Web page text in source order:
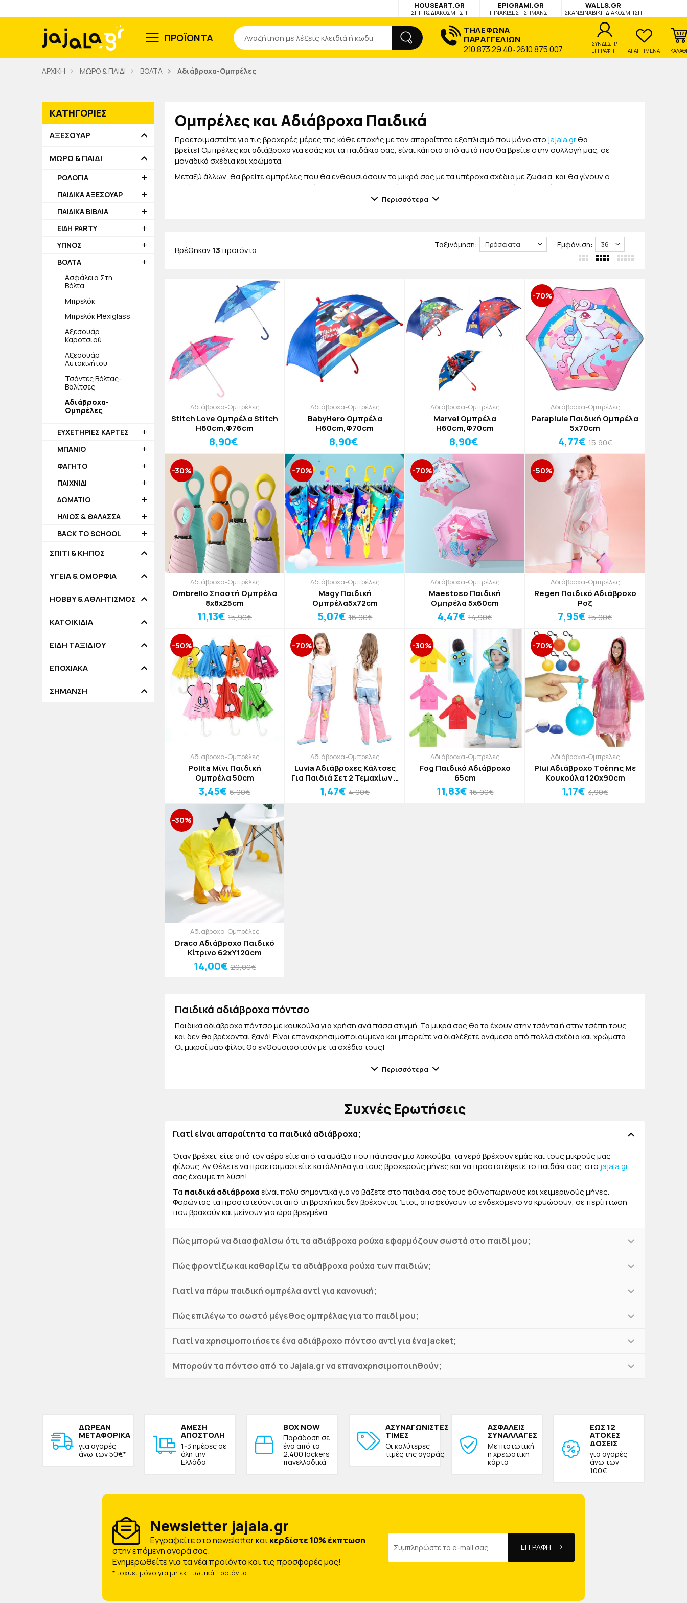
HOUSEART.GR
ΣΠΙΤΙ & ΔΙΑΚΟΣΜΗΣΗ
EPIGRAMI.GR
ΠΙΝΑΚΙΔΕΣ - ΣΗΜΑΝΣΗ
WALLS.GR
ΣΚΑΝΔΙΝΑΒΙΚΗ ΔΙΑΚΟΣΜΗΣΗ
ΠΡΟΪΟΝΤΑ
Αναζήτηση
ΤΗΛΕΦΩΝΑ
ΠΑΡΑΓΓΕΛΙΩΝ
210.873.29.40 -2610.875.007
ΣΥΝΔΕΣΗ/
ΕΓΓΡΑΦΗ
ΑΓΑΠΗΜΕΝΑ
ΑΡΧΙΚΗ ΜΩΡΟ & ΠΑΙΔΙ ΒΟΛΤΑ Αδιάβροχα-Ομπρέλες
Ομπρέλες και Αδιάβροχα Παιδικά
Προετοιμαστείτε για τις βροχερές μέρες της κάθε εποχής με τον απαραίτητο εξοπλισμό που μόνο στο jajala.grθα
βρείτε! Ομπρέλες και αδιάβροχα για εσάς και τα παιδάκια σας, είναι κάποια από αυτά που θα βρείτε στην συλλογή μας, σε
μοναδικά σχέδια και χρώματα.
Μεταξύ άλλων, θα βρείτε ομπρέλες που θα ενθουσιάσουν το μικρό σας με τα υπέροχα σχέδια με ζωάκια, και θα γίνουν ο
καλύτερος φίλος του στις βροχερές μέρες! Επιπλέον, θα βρείτε αδιάβροχα με χαρούμενα και έντονα χρώματα και μίνι
ομπρέλες για να μπορούν να τις πάρουν παντού μαζί τους και να χωράνε ακόμα και στις τσαντούλες τους για το σχολείο ή το
jajala θέλουμε να σας ικανουποιούμε κάθε σας ανάγκη. Για αυτό ψάχνουμε και ανανεώνουμε διαρκώς τη συλλογή μας με
μοναδικά προϊόντα, άριστης ποιότητας, που θα σας λύσουν τα χέρια!
Περισσότερα
Βρέθηκαν13προϊόντα
Ταξινόμηση: Εμφάνιση:
Αδιάβροχα-Ομπρέλες
Stitch Love Ομπρέλα Stitch
H60cm,Φ76cm
8,90€
Αδιάβροχα-Ομπρέλες
BabyHero Ομπρέλα
H60cm,Φ70cm
8,90€
Αδιάβροχα-Ομπρέλες
Marvel Ομπρέλα
H60cm,Φ70cm
8,90€
-70%
Αδιάβροχα-Ομπρέλες
Parapluie Παιδική Ομπρέλα
5x70cm
4,77€ 15,90€
-30%
Αδιάβροχα-Ομπρέλες
Ombrello Σπαστή Ομπρέλα
8x8x25cm
11,13€ 15,90€
-70%
Αδιάβροχα-Ομπρέλες
Magy Παιδική
Ομπρέλα5x72cm
5,07€ 16,90€
-70%
Αδιάβροχα-Ομπρέλες
Maestoso Παιδική
Ομπρέλα 5x60cm
4,47€ 14,90€
-50%
Αδιάβροχα-Ομπρέλες
Regen Παιδικό Αδιάβροχο
Ροζ
7,95€ 15,90€
-50%
Αδιάβροχα-Ομπρέλες
Polita Μίνι Παιδική
Ομπρέλα 50cm
3,45€ 6,90€
-70%
Αδιάβροχα-Ομπρέλες
Luvia Αδιάβροχες Κάλτσες
Για Παιδιά Σετ 2 Τεμαχίων 3
Έως 10 Ετών 18x44x11-18cm
1,47€ 4,90€
-30%
Αδιάβροχα-Ομπρέλες
Fog Παιδικό Αδιάβροχο
65cm
11,83€ 16,90€
-70%
Αδιάβροχα-Ομπρέλες
Plui Αδιάβροχο Τσέπης Με
Κουκούλα 120x90cm
1,17€ 3,90€
-30%
Αδιάβροχα-Ομπρέλες
Draco Αδιάβροχο Παιδικό
Κίτρινο 62xΥ120cm
14,00€ 20,00€
Παιδικά αδιάβροχα πόντσο
Παιδικά αδιάβροχα πόντσο με κουκούλα για χρήση ανά πάσα στιγμή. Τα μικρά σας θα τα έχουν στην τσάντα ή στην τσέπη τους
και δεν θα βρέχονται ξανά! Είναι επαναχρησιμοποιούμενα και μπορείτε να διαλέξετε ανάμεσα από πολλά σχέδια και χρώματα.
Οι μικροί μασ φίλοι θα ενθουσιαστούν με τα σχέδια τους!
Περισσότερα
Συχνές Ερωτήσεις
Γιατί είναι απαραίτητα τα παιδικά αδιάβροχα;
Όταν βρέχει, είτε από τον αέρα είτε από τα αμάξια που πάτησαν μια λακκούβα, τα νερά βρέχουν εμάς και τους μικρούς μας
φίλους. Αν θέλετε να προετοιμαστείτε κατάλληλα για τους βροχερούς μήνες και να προστατέψετε το παιδάκι σας, στο jajala.gr
σας έχουμε τη λύση!
Τα παιδικά αδιάβροχαείναι πολύ σημαντικά για να βάζετε στο παιδάκι σας τους φθινοπωρινούς και χειμερινούς μήνες.
Φορώντας τα προστατεύονται από τη βροχή και δεν βρέχονται. Έτσι, αποφεύγουν το ενδεχόμενο να κρυώσουν, σε περίπτωση
που βραχούν και μείνουν για ώρα βρεγμένα.
Πώς μπορώ να διασφαλίσω ότι τα αδιάβροχα ρούχα εφαρμόζουν σωστά στο παιδί μου;
Πώς φροντίζω και καθαρίζω τα αδιάβροχα ρούχα των παιδιών;
Γιατί να πάρω παιδική ομπρέλα αντί για κανονική;
Πώς επιλέγω το σωστό μέγεθος ομπρέλας για το παιδί μου;
Γιατί να χρησιμοποιήσετε ένα αδιάβροχο πόντσο αντί για ένα jacket;
Μπορούν τα πόντσο από το Jajala.gr να επαναχρησιμοποιηθούν;
ΚΑΤΗΓΟΡΙΕΣ
ΑΞΕΣΟΥΑΡ
ΜΩΡΟ & ΠΑΙΔΙ
ΡΟΛΟΓΙΑ
ΠΑΙΔΙΚΑ ΑΞΕΣΟΥΑΡ
ΠΑΙΔΙΚΑ ΒΙΒΛΙΑ
ΕΙΔΗ PARTY
ΥΠΝΟΣ
ΒΟΛΤΑ
Ασφάλεια Στη
Βόλτα
Μπρελόκ
Μπρελόκ Plexiglass
Αξεσουάρ
Καροτσιού
Αξεσουάρ
Αυτοκινήτου
Τσάντες Βόλτας-
Βαλίτσες
Αδιάβροχα-
Ομπρέλες
ΕΥΧΕΤΗΡΙΕΣ ΚΑΡΤΕΣ
ΜΠΑΝΙΟ
ΦΑΓΗΤΟ
ΠΑΙΧΝΙΔΙ
ΔΩΜΑΤΙΟ
ΗΛΙΟΣ & ΘΑΛΑΣΣΑ
BACK TO SCHOOL
ΣΠΙΤΙ & ΚΗΠΟΣ
ΥΓΕΙΑ & ΟΜΟΡΦΙΑ
HOBBY & ΑΘΛΗΤΙΣΜΟΣ
ΚΑΤΟΙΚΙΔΙΑ
ΕΙΔΗ ΤΑΞΙΔΙΟΥ
ΕΠΟΧΙΑΚΑ
ΣΗΜΑΝΣΗ
ΔΩΡΕAΝ
ΜΕΤΑΦΟΡΙΚΑ
για αγορές
άνω των 50€*
ΑΜΕΣΗ
ΑΠΟΣΤΟΛΗ
1-3 ημέρες σε
όλη την
Ελλάδα
BOX NOW
Παράδοση σε
ένα από τα
2.400 lockers
πανελλαδικά
ΑΣΥΝΑΓΩΝΙΣΤΕΣ
ΤΙΜΕΣ
Οι καλύτερες
τιμές της αγοράς
ΑΣΦΑΛΕΙΣ
ΣΥΝΑΛΛΑΓΕΣ
Με πιστωτική
ή χρεωστική
κάρτα
ΕΩΣ 12
ΑΤΟΚΕΣ
ΔΟΣΕΙΣ
για αγορές
άνω των
100€
Newsletter jajala.gr
Eγγραφείτε στο newsletter καικερδίστε 10% έκπτωση
στην επόμενη αγορά σας.
Ενημερωθείτε για τα νέα προϊόντα και τις προσφορές μας!
* ισχύει μόνο για μη εκπτωτικά προϊόντα
ΕΓΓΡΑΦΗ